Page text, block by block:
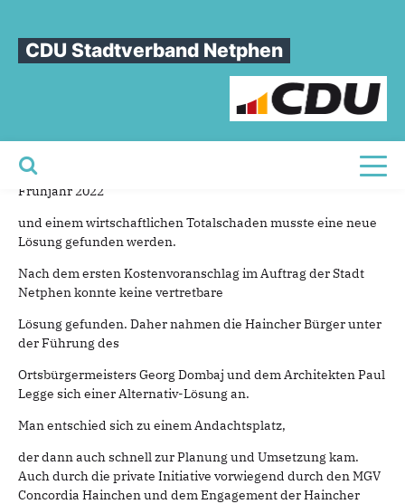
CDU Stadtverband Netphen
Sie sind hier
NeubauAndachtsplatzinHainchen
02.06.2026
Nach der Sperrung der Friedhofshalle in Hainchen im
Frühjahr 2022
und einem wirtschaftlichen Totalschaden musste eine neue
Lösung gefunden werden.
Nach dem ersten Kostenvoranschlag im Auftrag der Stadt
Netphen konnte keine vertretbare
Lösung gefunden. Daher nahmen die Haincher Bürger unter
der Führung des
Ortsbürgermeisters Georg Dombaj und dem Architekten Paul
Legge sich einer Alternativ-Lösung an.
Man entschied sich zu einem Andachtsplatz,
der dann auch schnell zur Planung und Umsetzung kam.
Auch durch die private Initiative vorwiegend durch den MGV
Concordia Hainchen und dem Engagement der Haincher